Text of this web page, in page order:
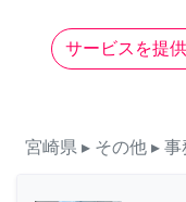
サービスを提
宮崎県 ▸ その他 ▸ 事